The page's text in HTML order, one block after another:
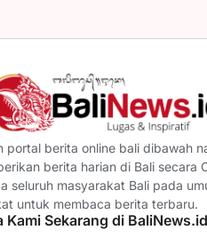
portal berita online bali dibawah
berita harian di Bali secara
seluruh masyarakat Bali pada
untuk membaca berita terbaru.
Sekarang di BaliNews.id